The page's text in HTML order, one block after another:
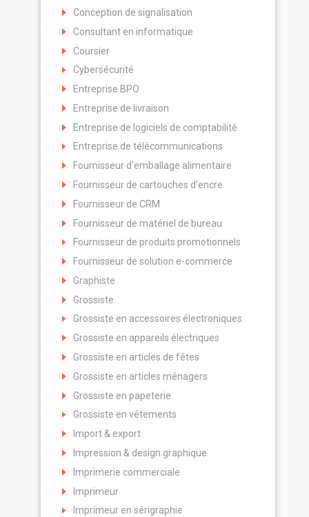
Conception de signalisation
Consultant en informatique
Coursier
Cybersécurité
Entreprise BPO
Entreprise de livraison
Entreprise de logiciels de comptabilité
Entreprise de télécommunications
Fournisseur d'emballage alimentaire
Fournisseur de cartouches d'encre
Fournisseur de CRM
Fournisseur de matériel de bureau
Fournisseur de produits promotionnels
Fournisseur de solution e-commerce
Graphiste
Grossiste
Grossiste en accessoires électroniques
Grossiste en appareils électriques
Grossiste en articles de fêtes
Grossiste en articles ménagers
Grossiste en papeterie
Grossiste en vêtements
Import & export
Impression & design graphique
Imprimerie commerciale
Imprimeur
Imprimeur en sérigraphie